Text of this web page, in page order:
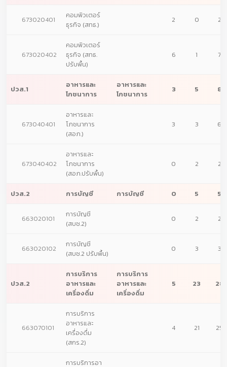
673020401
คอมพิวเตอร์
ธุรกิจ (สทธ.)
2 0 2
673020402
คอมพิวเตอร์
ธุรกิจ (สทธ.
ปรับพื้น)
6 1 7
ปวส.1
อาหารและ
โภชนาการ
อาหารและ
โภชนาการ
3 5 8
673040401
อาหารและ
โภชนาการ
(สอภ.)
3 3 6
673040402
อาหารและ
โภชนาการ
(สอภ.ปรับพื้น)
0 2 2
ปวส.2 การบัญชี การบัญชี 0 5 5
663020101
การบัญชี
(สบช.2)
0 2 2
663020102
การบัญชี
(สบช.2 ปรับพื้น)
0 3 3
ปวส.2
การบริการ
อาหารและ
เครื่องดื่ม
การบริการ
อาหารและ
เครื่องดื่ม
5 23 28
663070101
การบริการ
อาหารและ
เครื่องดื่ม
(สกร.2)
4 21 25
การบริการอา